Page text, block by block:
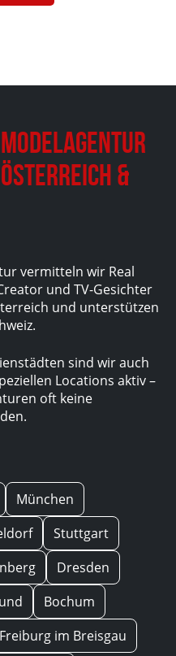
&
vermitteln wir Real
und TV-Gesichter
und unterstützen
sind wir auch
Locations aktiv –
oft keine
München
Stuttgart
Dresden
Bochum
Freiburg im Breisgau